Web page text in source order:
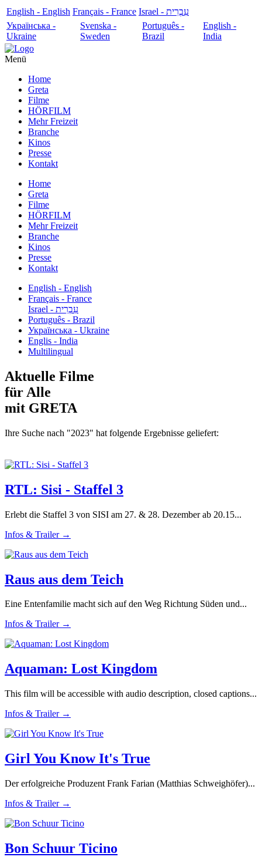
English - English Français - France
עִבְרִית - Israel
Українська -
Ukraine
Svenska -
Sweden
Português -
Brazil
English -
India
Menü
Home
Greta
Filme
HÖRFILM
Mehr Freizeit
Branche
Kinos
Presse
Kontakt
Home
Greta
Filme
HÖRFILM
Mehr Freizeit
Branche
Kinos
Presse
Kontakt
English - English
Français - France
עִבְרִית - Israel
Português - Brazil
Українська - Ukraine
Englis - India
Multilingual
Aktuelle Filme
für Alle
mit GRETA
Ihre Suche nach "2023" hat folgende Ergebnisse geliefert:
RTL: Sisi - Staffel 3
Erlebt die Staffel 3 von SISI am 27. & 28. Dezember ab 20.15...
Infos & Trailer →
Raus aus dem Teich
Eine Entenfamilie macht sich auf den Weg Richtung Süden und...
Infos & Trailer →
Aquaman: Lost Kingdom
This film will be accessible with audio description, closed captions...
Infos & Trailer →
Girl You Know It's True
Der erfolgreiche Produzent Frank Farian (Matthias Schweighöfer)...
Infos & Trailer →
Bon Schuur Ticino